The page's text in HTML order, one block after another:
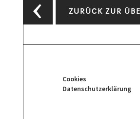
ZURÜCK ZUR
Cookies
Datenschutzerklärung